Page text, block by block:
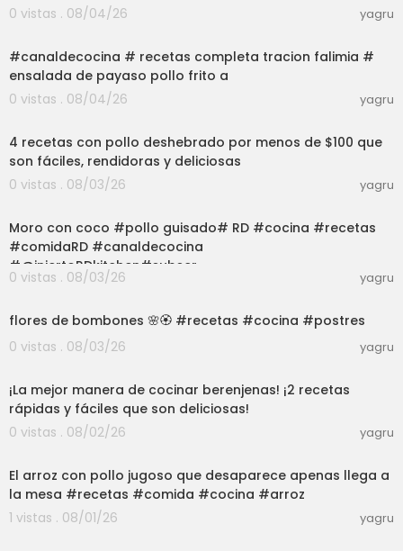
0 vistas . 08/04/26
yagru
#canaldecocina # recetas completa tracion falimia #
ensalada de payaso pollo frito a
0 vistas . 08/04/26
yagru
4 recetas con pollo deshebrado por menos de $100 que
son fáciles, rendidoras y deliciosas
0 vistas . 08/03/26
yagru
Moro con coco #pollo guisado# RD #cocina #recetas
#comidaRD #canaldecocina
#@injertoRDkitchen#subscr
0 vistas . 08/03/26 yagru
flores de bombones 🌸🏵️ #recetas #cocina #postres
0 vistas . 08/03/26
yagru
¡La mejor manera de cocinar berenjenas! ¡2 recetas
rápidas y fáciles que son deliciosas!
0 vistas . 08/02/26
yagru
El arroz con pollo jugoso que desaparece apenas llega a
la mesa #recetas #comida #cocina #arroz
1 vistas . 08/01/26
yagru